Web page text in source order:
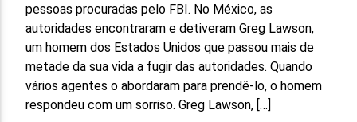
pessoas procuradas pelo FBI. No México, as
autoridades encontraram e detiveram Greg Lawson,
um homem dos Estados Unidos que passou mais de
metade da sua vida a fugir das autoridades. Quando
vários agentes o abordaram para prendê-lo, o homem
respondeu com um sorriso. Greg Lawson, […]